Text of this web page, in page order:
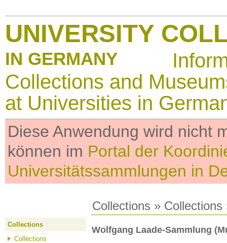
UNIVERSITY
IN GERMANY
Collections and
at Universities in
Diese Anwendung wird nicht
können im Portal der
Universitätssammlungen in
Collections » Collections
Collections
Collections
Wolfgang Laade-Sammlung